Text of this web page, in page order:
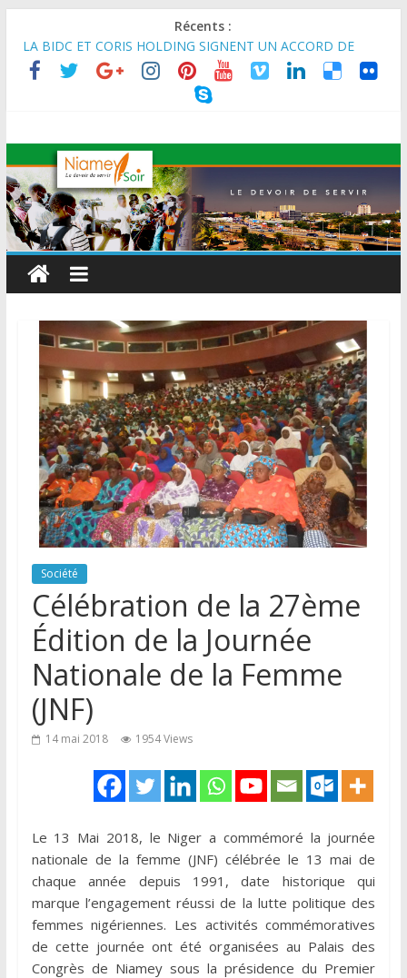
Récents :
LA BIDC ET CORIS HOLDING SIGNENT UN ACCORD DE
FINANCEMENT DE 80 MILLIONS D’EUROS POUR
RENFORCER LES CHAÎNES DE VALEUR ALIMENTAIRES,
ÉNERGÉTIQUES ET AGRICOLES EN AFRIQUE DE L’OUEST
Général de Division Mohamed TOUMBA a reçu en audience
son homologue du Burkina Faso et délégation du Kawar.
BANQUE MONDIALE : L’IA offre un levier vital aux économies
en développement en panne de croissance (Communiqué)
AES : Le Chef de l’Etat a reçu en audience à Maradi les
ministres en charge de l’Environnement du Burkina Faso et du
Mali.
MARADI : Le Président de la République, Chef de l’État, S.E le
pour la célébration de la 3ᵉ édition de la Journée Nationale de
l’Arbre (JNA).
Société
Célébration de la 27ème
Édition de la Journée
Nationale de la Femme
(JNF)
14 mai 2018 1954 Views
Le 13 Mai 2018, le Niger a commémoré la journée
nationale de la femme (JNF) célébrée le 13 mai de
chaque année depuis 1991, date historique qui
marque l’engagement réussi de la lutte politique des
femmes nigériennes. Les activités commémoratives
de cette journée ont été organisées au Palais des
Congrès de Niamey sous la présidence du Premier